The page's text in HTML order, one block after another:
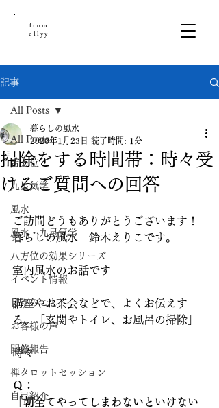
from
ellyy
記事
All Posts
吉方位
九星気学
風水
風水・九星気学
八方位の効果シリーズ
イベント情報
日々のこと
お客様の声
開催報告
禅タロットセッション
自己紹介
All Posts
掃除をする時間帯：時々受
けるご質問への回答
暮らしの風水
2020年1月23日 読了時間: 1分
ご訪問どうもありがとうございます！
暮らしの風水　鈴木えりこです。
室内風水のお話です
講座やお茶会などで、よくお伝えす
る、「玄関やトイレ、お風呂の掃除」
時々
Ｑ：
「朝全てやってしまわないといけない